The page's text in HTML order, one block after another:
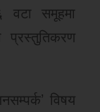
वटा समूहमा
प्रस्तुतिकरण
विषय